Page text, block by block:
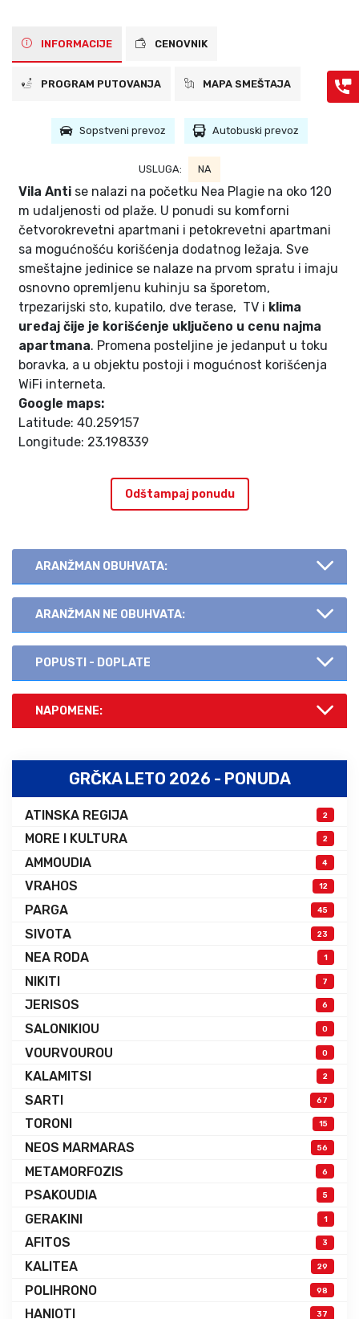
INFORMACIJE CENOVNIK
PROGRAM PUTOVANJA MAPA SMEŠTAJA
Sopstveni prevoz Autobuski prevoz
USLUGA: NA
Vila Anti se nalazi na početku Nea Plagie na oko 120
m udaljenosti od plaže. U ponudi su komforni
četvorokrevetni apartmani i petokrevetni apartmani
sa mogućnošću korišćenja dodatnog ležaja. Sve
smeštajne jedinice se nalaze na prvom spratu i imaju
osnovno opremljenu kuhinju sa šporetom,
trpezarijski sto, kupatilo, dve terase, TV i klima
uređaj čije je korišćenje uključeno u cenu najma
apartmana. Promena posteljine je jedanput u toku
boravka, a u objektu postoji i mogućnost korišćenja
WiFi interneta.
Google maps:
Latitude: 40.259157
Longitude: 23.198339
Odštampaj ponudu
ARANŽMAN OBUHVATA:
ARANŽMAN NE OBUHVATA:
POPUSTI - DOPLATE
NAPOMENE:
GRČKA LETO 2026 - PONUDA
ATINSKA REGIJA 2
MORE I KULTURA 2
AMMOUDIA 4
VRAHOS 12
PARGA 45
SIVOTA 23
NEA RODA 1
NIKITI 7
JERISOS 6
SALONIKIOU 0
VOURVOUROU 0
KALAMITSI 2
SARTI 67
TORONI 15
NEOS MARMARAS 56
METAMORFOZIS 6
PSAKOUDIA 5
GERAKINI 1
AFITOS 3
KALITEA 29
POLIHRONO 98
HANIOTI 37